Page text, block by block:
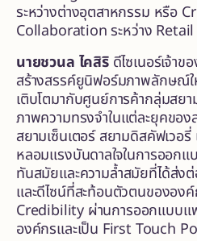
ระหว่างต่างอุตสาหกรรม หรือ
Collaboration ระหว่าง
นายชวนล ไคสิริดีไซเนอร์เจ้าข
สร้างสรรค์ยูนิฟอร์มภาพลักษณ์ใ
เติบโตมากับศูนย์การค้ากลุ่มสย
ภาพความทรงจำในแต่ละยุคขอ
สยามเซ็นเตอร์ สยามดิสคัฟเวอ
หลอมแรงบันดาลใจในการออก
ทันสมัยและความล้ำสมัยที่ได้ส่ง
และดีไซน์ที่สะท้อนตัวตนขององ
Credibility ผ่านการออกแบบ
องค์กรและเป็น First Touch